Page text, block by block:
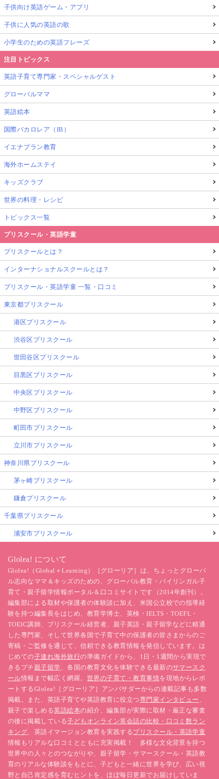
子供向け英語ゲーム・アプリ
子供に人気の英語の歌
小学生のための英語フレーズ
注目トピックス
英語子育て専門家・スペシャルゲスト
グローバルママ
英語絵本
国際バカロレア（IB）
イエナプラン教育
海外ホームステイ
キッズクラブ
世界の料理・レシピ
トピックス一覧
プリスクール・英語学童
プリスクールとは？
インターナショナルスクールとは？
プリスクール・英語学童 一覧・口コミ
東京都プリスクール
港区プリスクール
渋谷区プリスクール
世田谷区プリスクール
目黒区プリスクール
中央区プリスクール
中野区プリスクール
町田市プリスクール
立川市プリスクール
神奈川県プリスクール
茅ヶ崎プリスクール
鎌倉プリスクール
千葉県プリスクール
浦安市プリスクール
Glolea! について
Glolea!（Global＋Learning）［グローリア］は、ちょっとグローバ
ル志向なママ＆キッズのための、グローバル教育・バイリンガル子
育て・親子留学情報ポータル＆口コミサイトです（2014年創刊）。
編集部による取材や保護者の体験談に加え、米国公立校での指導経
験を持つ編集長をはじめ、教育学博士、英検・IELTS・TOEFL・
TOEIC講師、プリスクール経営者、親子英語・親子留学などに精通
した専門家、そして世界各国で子育て中の保護者の皆さまからのご
寄稿・ご監修を通じて、信頼できる教育情報を発信しています。は
じめての子連れ海外旅行の準備ガイドから、1日・1週間から実現で
きるプチ 親子留学 、各国の教育文化を体験できる最新のサマースク
ール情報まで幅広く網羅。 世界の子育て・教育事情を現地からレポ
ートするGlolea!［グローリア］アンバサダーからの連載記事も多数
掲載。また、英語子育てや英語教育に役立つ専門家インタビュー
親子で楽しめる英語絵本の紹介、編集部が実際に取材・厳正な審査
の後に掲載している子どもオンライン英会話の比較・口コミ数ラン
キング 、英語イマージョン教育を実践するプリスクール・英語学童
情報もリアルな口コミとともに充実掲載！ 多様な文化背景を持つ
世界中の人々とのつながりや、親子留学・サマースクール・英語教
育のリアルな体験談をもとに、子どもと一緒に世界を学び、広い視
野と自己肯定感を育むヒントを、ほぼ毎日更新でお届けしていま